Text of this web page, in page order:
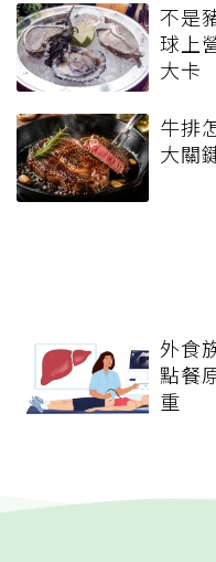
不是
球上
大卡
牛排
大關
外食
點餐
重